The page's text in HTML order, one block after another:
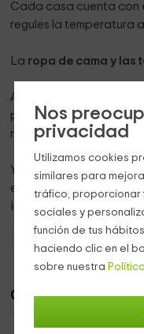
Nos
privacidad
Utilizamos cookies
similares para
tráfico, proporcionar
sociales y
función de tus
haciendo clic en el
sobre nuestra
Cada casa cuenta con
regules la temperatura
La ropa de cama y las
Además, a 200 m se
podrás acceder
nuestras casas.
Y te recordamos que los
ellos también se
inolvidables.
Casas